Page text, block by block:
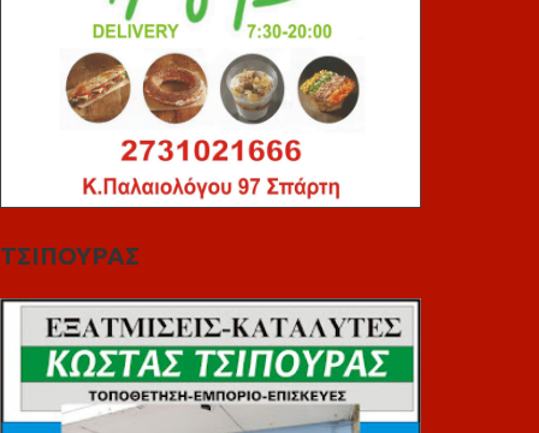
ΤΣΙΠΟΥΡΑΣ